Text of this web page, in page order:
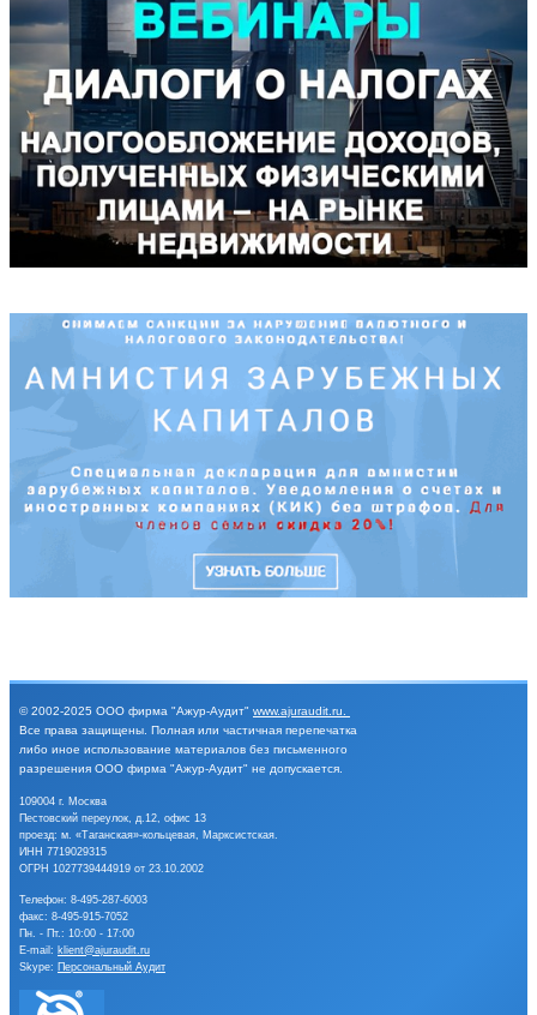
© 2002-2025 ООО фирма "Ажур-Аудит" www.ajuraudit.ru
Все права защищены. Полная или частичная перепечатка
либо иное использование материалов без письменного
разрешения ООО фирма "Ажур-Аудит" не допускается.
109004 г. Москва
Пестовский переулок, д.12, офис 13
проезд: м. «Таганская»-кольцевая, Марксистская.
ИНН 7719029315
ОГРН 1027739444919 от 23.10.2002
Телефон: 8-495-287-6003
факс: 8-495-915-7052
Пн. - Пт.: 10:00 - 17:00
E-mail: klient@ajuraudit.ru
Skype: Персональный Аудит